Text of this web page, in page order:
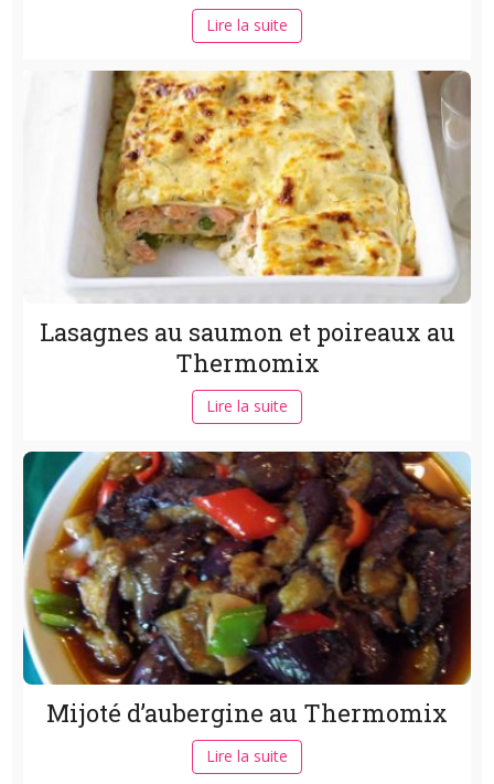
Lire la suite
Lasagnes au saumon et poireaux au
Thermomix
Lire la suite
Mijoté d’aubergine au Thermomix
Lire la suite